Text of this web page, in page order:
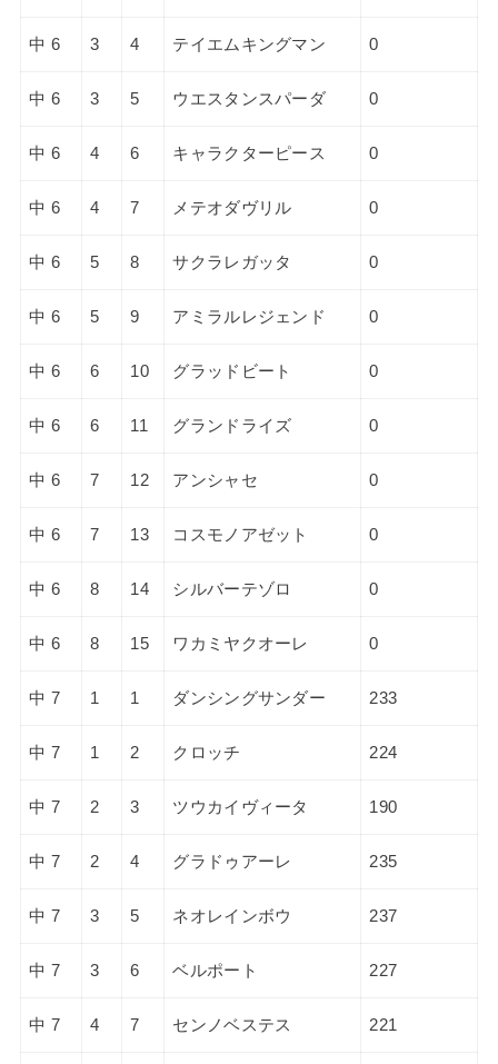
中 6 3 4 テイエムキングマン 0
中 6 3 5 ウエスタンスパーダ 0
中 6 4 6 キャラクターピース 0
中 6 4 7 メテオダヴリル 0
中 6 5 8 サクラレガッタ 0
中 6 5 9 アミラルレジェンド 0
中 6 6 10 グラッドビート 0
中 6 6 11 グランドライズ 0
中 6 7 12 アンシャセ 0
中 6 7 13 コスモノアゼット 0
中 6 8 14 シルバーテゾロ 0
中 6 8 15 ワカミヤクオーレ 0
中 7 1 1 ダンシングサンダー 233
中 7 1 2 クロッチ 224
中 7 2 3 ツウカイヴィータ 190
中 7 2 4 グラドゥアーレ 235
中 7 3 5 ネオレインボウ 237
中 7 3 6 ベルポート 227
中 7 4 7 センノベステス 221